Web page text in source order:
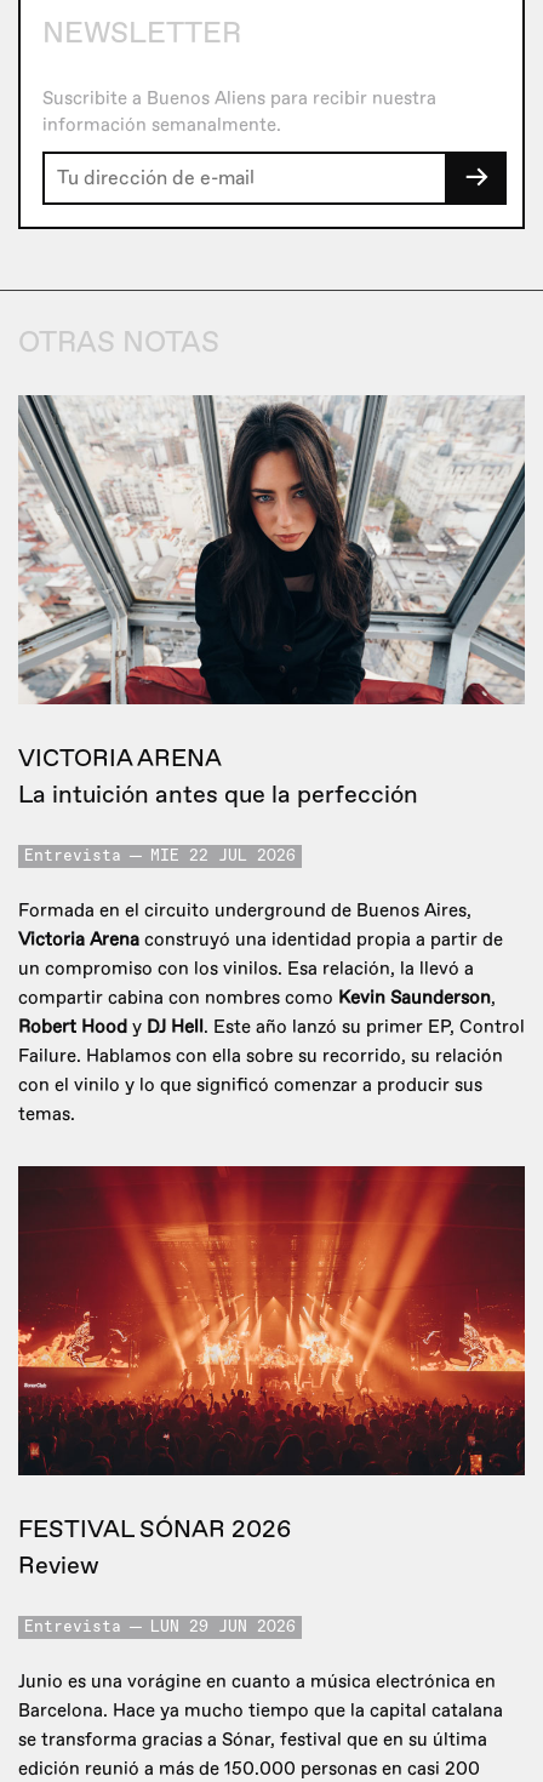
NEWSLETTER
Suscribite a Buenos Aliens para recibir nuestra
información semanalmente.
→
OTRAS NOTAS
VICTORIA ARENA
La intuición antes que la perfección
Entrevista MIE 22 JUL 2026
Formada en el circuito underground de Buenos Aires,
Victoria Arena construyó una identidad propia a partir de
un compromiso con los vinilos. Esa relación, la llevó a
compartir cabina con nombres como Kevin Saunderson,
Robert Hood y DJ Hell. Este año lanzó su primer EP, Control
Failure. Hablamos con ella sobre su recorrido, su relación
con el vinilo y lo que significó comenzar a producir sus
temas.
FESTIVAL SÓNAR 2026
Review
Entrevista LUN 29 JUN 2026
Junio es una vorágine en cuanto a música electrónica en
Barcelona. Hace ya mucho tiempo que la capital catalana
se transforma gracias a Sónar, festival que en su última
edición reunió a más de 150.000 personas en casi 200